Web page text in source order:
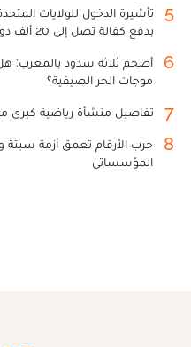
5
بدفع كفالة تصل إلى 20 ألف دولار
6
أضخم ثلاثة سدود بالمغرب:
موجات الحر الصيفية؟
7 تفاصيل منشأة رياضية كبرى
8
حرب الأرقام تعمق أزمة سبتة
المؤسساتي